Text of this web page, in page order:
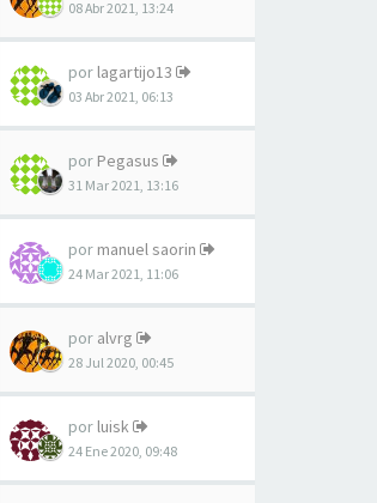
08 Abr 2021, 13:24
por lagartijo13
03 Abr 2021, 06:13
por Pegasus
31 Mar 2021, 13:16
por manuel saorin
24 Mar 2021, 11:06
por alvrg
28 Jul 2020, 00:45
por luisk
24 Ene 2020, 09:48